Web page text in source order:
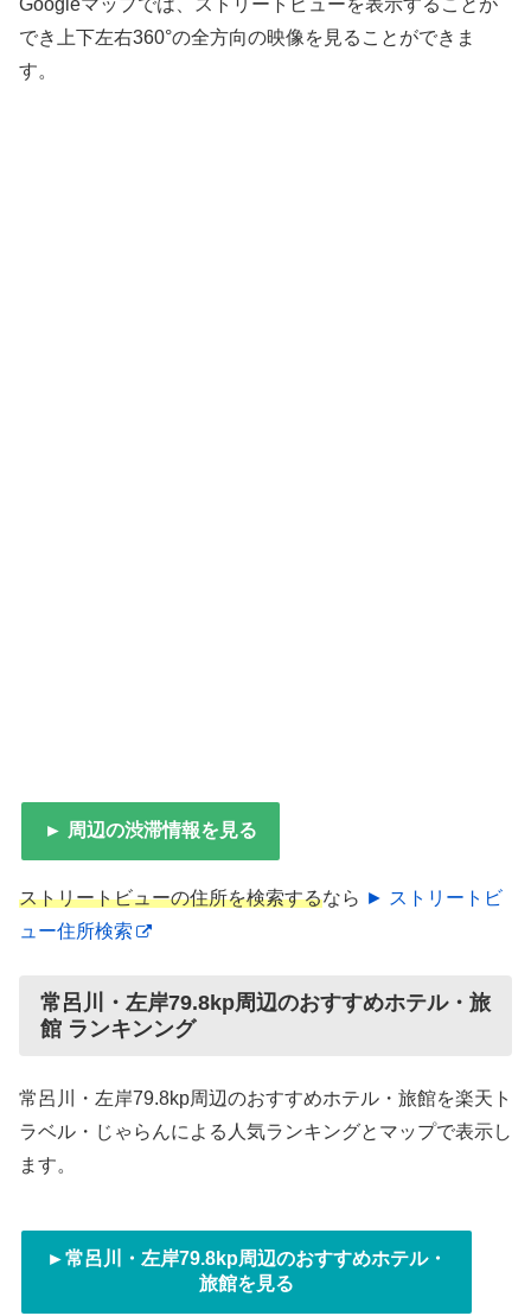
Googleマップでは、ストリートビューを表示することが
でき上下左右360°の全方向の映像を見ることができま
す。
► 周辺の渋滞情報を見る
ストリートビューの住所を検索するなら ► ストリートビ
ュー住所検索
常呂川・左岸79.8kp周辺のおすすめホテル・旅
館 ランキンング
常呂川・左岸79.8kp周辺のおすすめホテル・旅館を楽天ト
ラベル・じゃらんによる人気ランキングとマップで表示し
ます。
►常呂川・左岸79.8kp周辺のおすすめホテル・
旅館を見る